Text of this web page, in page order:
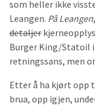
som heller ikke
Leangen. På Leangen
detaljer
Burger King/Statoil i
retningssans, men
Etter å ha kjørt opp
brua, opp igjen,